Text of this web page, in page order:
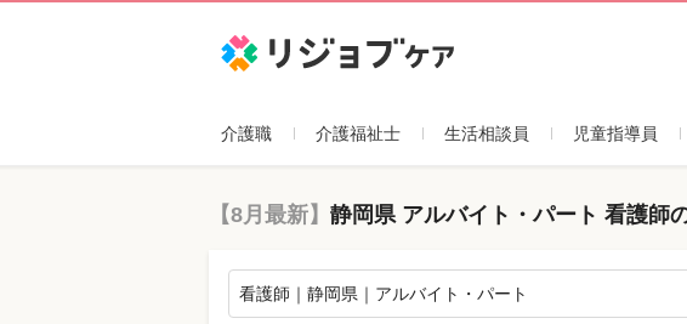
介護職 介護福祉士 生活相談員 児童指導員
【8月最新】 静岡県 アルバイト・パート 看護師
看護師｜静岡県｜アルバイト・パート